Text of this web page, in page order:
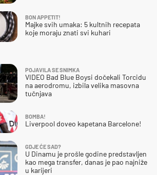
POJAVILA SE SNIMKA
VIDEO Bad Blue Boysi dočekali Torcidu
na aerodromu, izbila velika masovna
tučnjava
BOMBA!
Liverpool doveo kapetana Barcelone!
GDJE ĆE SAD?
U Dinamu je prošle godine predstavljen
kao mega transfer, danas je pao najniže
u karijeri
BON APPETIT!
Majke svih umaka: 5 kultnih recepata
koje moraju znati svi kuhari